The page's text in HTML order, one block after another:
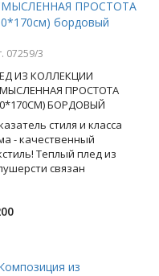
07259/3
ИЗ КОЛЛЕКЦИИ
ПРОСТОТА
БОРДОВЫЙ
стиля и класса
- качественный
Теплый плед из
связан
этнические, классич